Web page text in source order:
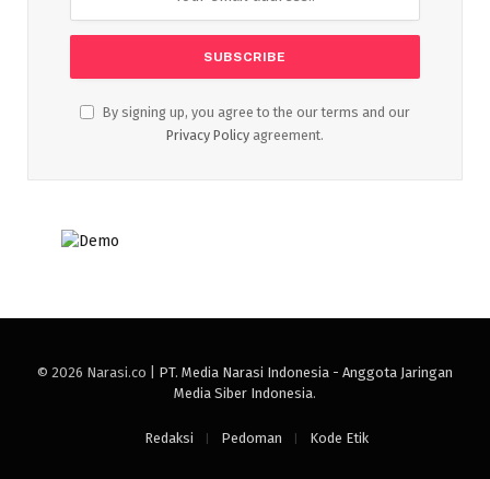
By signing up, you agree to the our terms and our
Privacy Policy agreement.
© 2026 Narasi.co | PT. Media Narasi Indonesia - Anggota Jaringan
Media Siber Indonesia.
Redaksi Pedoman Kode Etik